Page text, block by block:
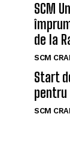
SCM
de la
SCM
Start
pentru
SCM